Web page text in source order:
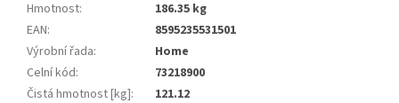
Hmotnost:
186.35 kg
EAN:
8595235531501
Výrobní řada:
Home
Celní kód:
73218900
Čistá hmotnost [kg]:
121.12